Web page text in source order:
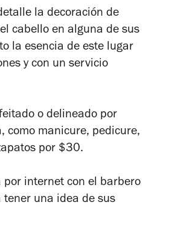
la decoración de
cabello en alguna de sus
la esencia de este lugar
y con un servicio
o delineado por
como manicure, pedicure,
por $30.
por internet con el barbero
una idea de sus